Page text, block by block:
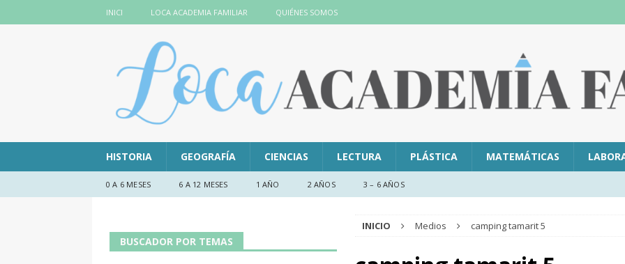
INICI LOCA ACADEMIA FAMILIAR QUIÉNES SOMOS
HISTORIA GEOGRAFÍA CIENCIAS LECTURA PLÁSTICA MATEMÁTICAS
0 A 6 MESES 6 A 12 MESES 1 AÑO 2 AÑOS 3 – 6 AÑOS
INICIO Medios camping tamarit 5
BUSCADOR POR TEMAS